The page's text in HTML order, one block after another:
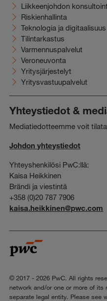
Liikkeenjohdon
Riskienhallinta
Teknologia ja digitaalisuus
Tilintarkastus
Varmennuspalvelut
Veroneuvonta
Yritysjärjestelyt
Yritysvastuupalvelut
Yhteystiedot &
Mediatiedotteemme voit
Johdon yhteystiedot
Yhteyshenkilösi PwC:llä:
Kaisa Heikkinen
Brändi ja viestintä
+358 (0)20 787 7906
kaisa.heikkinen@pwc.com
© 2017 - 2026 PwC. All rights
network and/or one or more of
separate legal entity. Please see